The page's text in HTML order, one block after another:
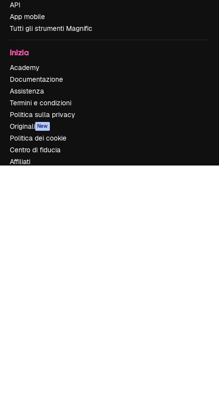
API
App mobile
Tutti gli strumenti Magnific
Inizia
Academy
Documentazione
Assistenza
Termini e condizioni
Politica sulla privacy
Originali New
Politica dei cookie
Centro di fiducia
Affiliati